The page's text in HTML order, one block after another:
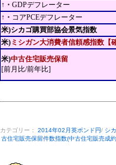
↑・ GDPデフレーター
↑・ コアPCEデフレーター
米)シカゴ購買部協会景気指数
米) ミシガン大消費者信頼感指数【
米)中古住宅販売保留
[前月比/前年比]
カテゴリー： 2014年02月英ポンド円/ シ
古住宅販売保留件数指数(中古住宅販売成